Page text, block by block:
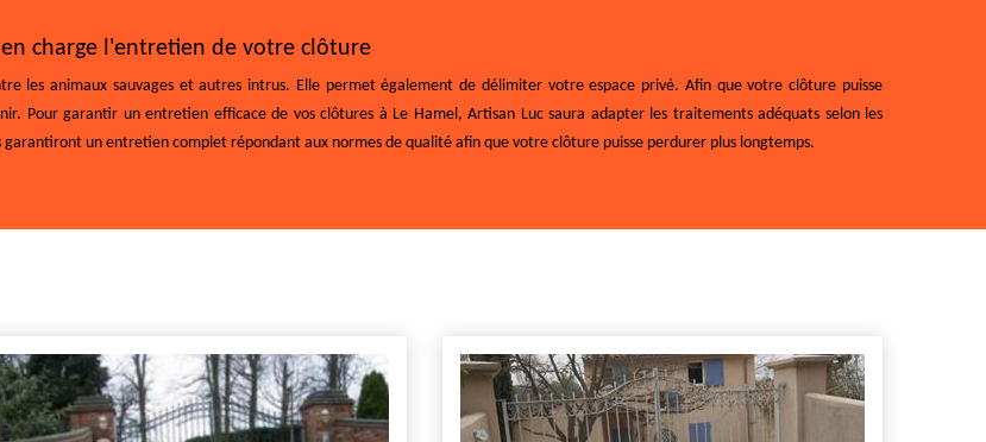
charge l'entretien de votre clôture
les animaux sauvages et autres intrus. Elle permet également de délimiter votre espace privé. Afin que votre clôture puisse
Pour garantir un entretien efficace de vos clôtures à Le Hamel, Artisan Luc saura adapter les traitements adéquats selon les
garantiront un entretien complet répondant aux normes de qualité afin que votre clôture puisse perdurer plus longtemps.